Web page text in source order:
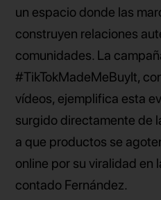
un espacio donde las
construyen relaciones
comunidades. La
#TikTokMadeMeBuyIt,
vídeos, ejemplifica esta
surgido directamente de
a que productos se
online por su viralidad en
contado Fernández.